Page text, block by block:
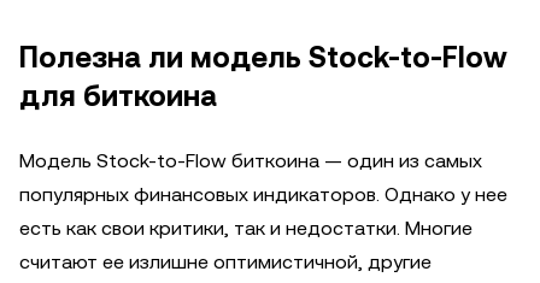
Полезна ли модель Stock-to-Flow
для биткоина
Модель Stock-to-Flow биткоина — один из самых
популярных финансовых индикаторов. Однако у нее
есть как свои критики, так и недостатки. Многие
считают ее излишне оптимистичной, другие